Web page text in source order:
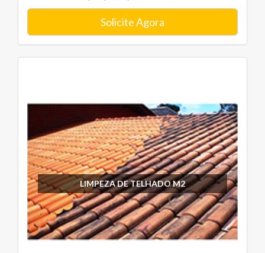
Solicite Agora
LIMPEZA DE TELHADO M2